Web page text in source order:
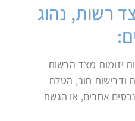
רשות, נהוג
יזומות מצד הרשות
ודרישות חוב, הטלת
אחרים, או הגשת